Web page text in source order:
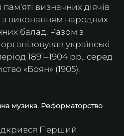
визначних діячів
з виконанням народних
балад. Разом з
українські
1891–1904 рр., серед
«Боян» (1905).
музика. Реформаторство
Перший